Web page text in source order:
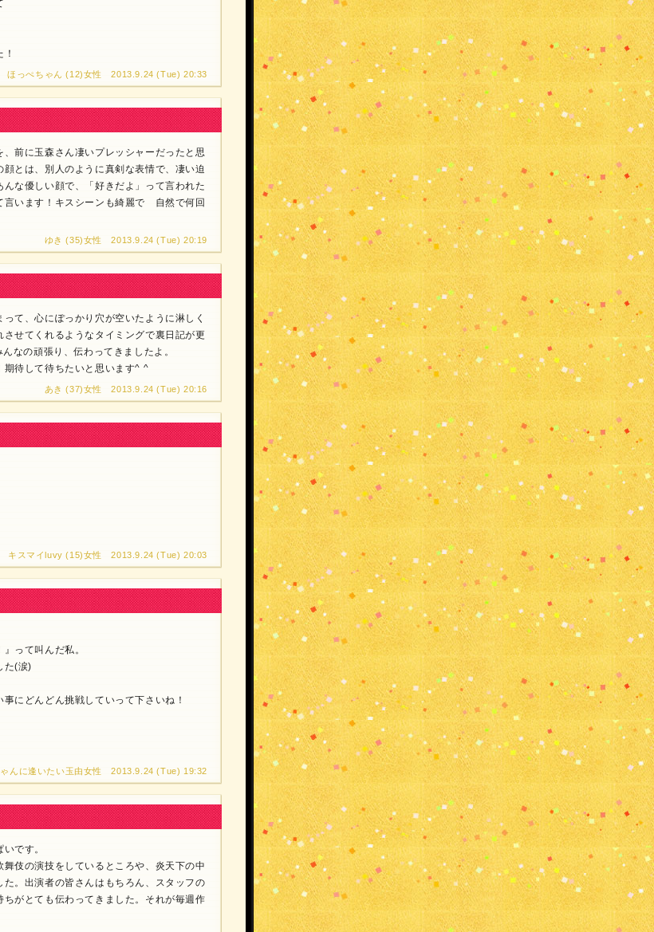
ほっぺちゃん (12)女性 2013.9.24 (Tue) 20:33
前に玉森さん凄いプレッシャーだったと思
とは、別人のように真剣な表情で、凄い迫
な優しい顔で、「好きだよ」って言われた
います！キスシーンも綺麗で 自然で何回
ゆき (35)女性 2013.9.24 (Tue) 20:19
て、心にぽっかり穴が空いたように淋しく
せてくれるようなタイミングで裏日記が更
なの頑張り、伝わってきましたよ。
期待して待ちたいと思います^ ^
あき (37)女性 2013.9.24 (Tue) 20:16
キスマイluvy (15)女性 2013.9.24 (Tue) 20:03
って叫んだ私。
た(涙)
にどんどん挑戦していって下さいね！
ゃんに逢いたい玉由女性 2013.9.24 (Tue) 19:32
です。
伎の演技をしているところや、炎天下の中
。出演者の皆さんはもちろん、スタッフの
がとても伝わってきました。それが毎週作